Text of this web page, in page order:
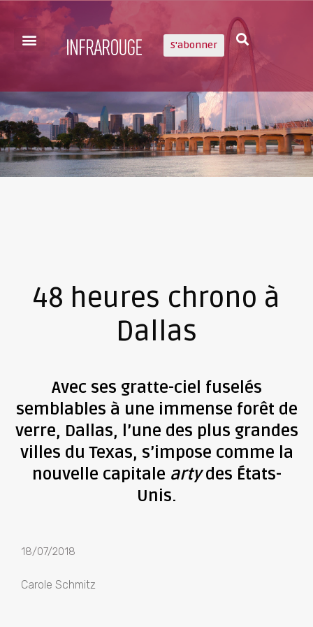
S'abonner
48 heures chrono à
Dallas
Avec ses gratte-ciel fuselés
semblables à une immense forêt de
verre, Dallas, l’une des plus grandes
villes du Texas, s’impose comme la
nouvelle capitale artydes États-
Unis.
18/07/2018
Carole Schmitz